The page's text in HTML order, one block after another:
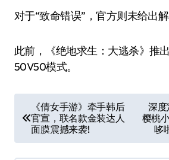
对于“致命错误”，官方则未给出解
此前，《绝地求生：大逃杀》推
50V50模式。
章
导
《倩女手游》牵手韩后
官宣，联名款金装达人
面膜震撼来袭!
深度
樱桃
哆